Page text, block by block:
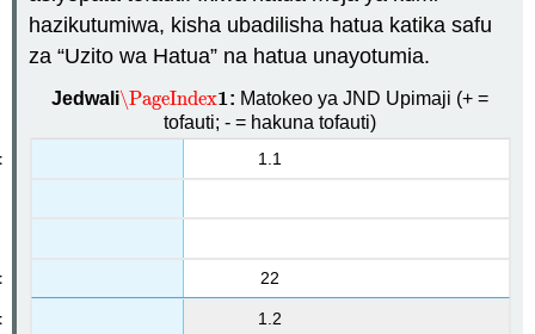
hazikutumiwa, kisha ubadilisha hatua katika safu
za “Uzito wa Hatua” na hatua unayotumia.
Jedwali\PageIndex1
\PageIndex1: Matokeo ya JND Upimaji (+ =
tofauti; - = hakuna tofauti)
1.1
22
1.2